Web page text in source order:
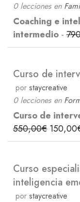
0 lecciones en
Coaching e
intermedio -
Curso de
por staycreative
0 lecciones en
Curso de
550,00€ 150,00
Curso
inteligencia
por staycreative